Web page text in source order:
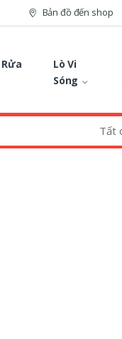
Bản đồ đến shop
Lò Vi
Sóng